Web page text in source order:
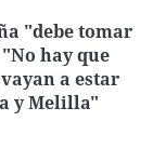
"debe tomar
hay que
a estar
y Melilla"